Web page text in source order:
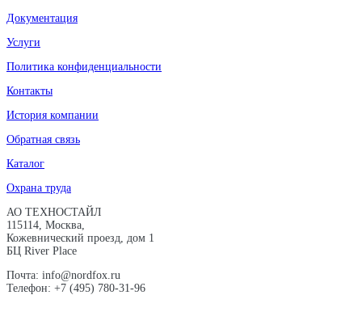
Документация
Услуги
Политика конфиденциальности
Контакты
История компании
Обратная связь
Каталог
Охрана труда
АО ТЕХНОСТАЙЛ
115114, Москва,
Кожевнический проезд, дом 1
БЦ River Place
Почта: info@nordfox.ru
Телефон: +7 (495) 780-31-96